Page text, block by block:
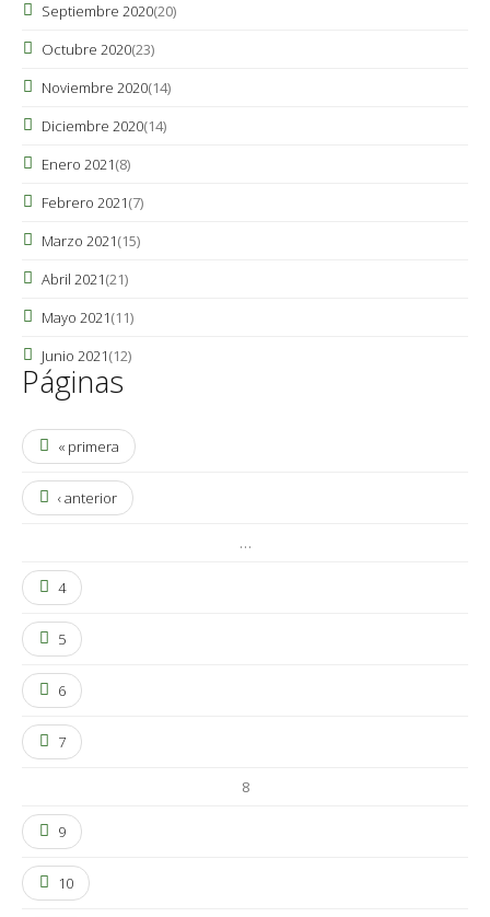
Septiembre 2020(20)
Octubre 2020(23)
Noviembre 2020(14)
Diciembre 2020(14)
Enero 2021(8)
Febrero 2021(7)
Marzo 2021(15)
Abril 2021(21)
Mayo 2021(11)
Junio 2021(12)
Páginas
« primera
‹ anterior
…
4
5
6
7
8
9
10